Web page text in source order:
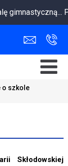
gimnastyczną...
o szkole
Skłodowskiej